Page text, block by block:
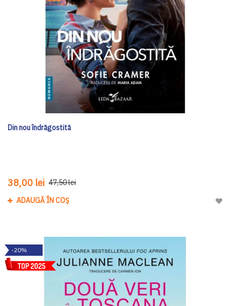
Din nou îndrăgostită
38,00 lei 47,50 lei
ADAUGĂ ÎN COȘ
-20%